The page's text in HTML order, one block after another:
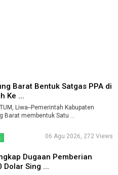
Barat Bentuk Satgas PPA di
Ke ...
Liwa--Pemerintah Kabupaten
Barat membentuk Satu ...
06 Agu 2026, 272 Views
Dugaan Pemberian
Dolar Sing ...